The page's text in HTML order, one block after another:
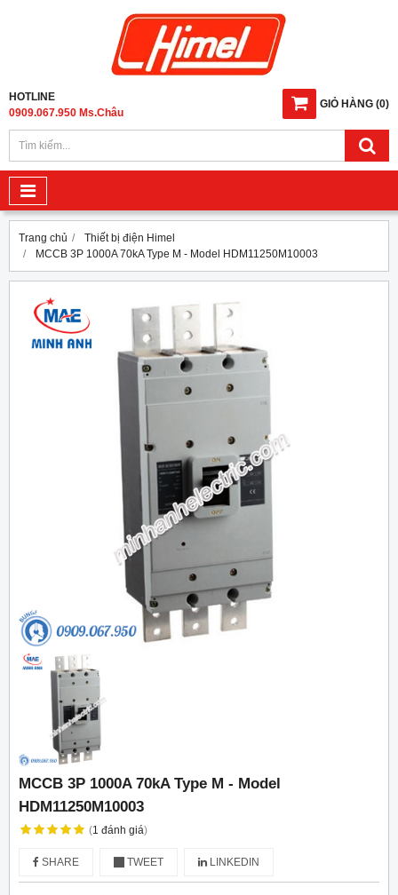
GIỎ HÀNG (0)
HOTLINE
0909.067.950 Ms.Châu
Trang chủ
Thiết bị điện Himel
MCCB 3P 1000A 70kA Type M - Model HDM11250M10003
MCCB 3P 1000A 70kA Type M - Model
HDM11250M10003
(1 đánh giá)
SHARE TWEET LINKEDIN